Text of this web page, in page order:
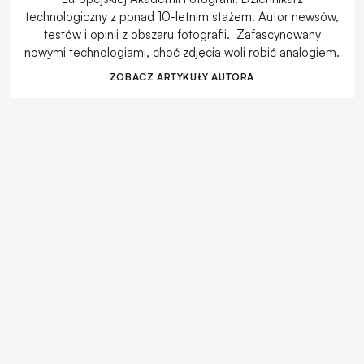
technologiczny z ponad 10-letnim stażem. Autor newsów,
testów i opinii z obszaru fotografii. Zafascynowany
nowymi technologiami, choć zdjęcia woli robić analogiem.
ZOBACZ ARTYKUŁY AUTORA